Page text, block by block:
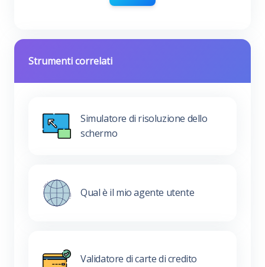
Strumenti correlati
Simulatore di risoluzione dello
schermo
Qual è il mio agente utente
Validatore di carte di credito